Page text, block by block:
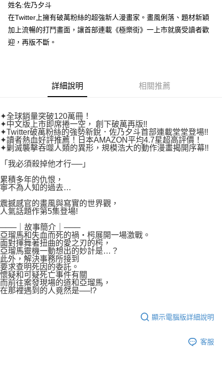
※ 請注意：結帳手續完成當下不需立刻繳費，但若您需要取消訂單，請聯絡
購買商品的店家。未經商家同意取消之訂單仍視為有效，需透過AFTEE先享
後付繳納相關費用。
※ 交易是否成功請以「AFTEE先享後付 」之結帳頁面顯示為準，若有關於
是否繳費成功／繳費後需取消欲退款等相關疑問，請聯繫「AFTEE先享後付
易，需依本服務之必要範圍內提供個人資料，並將交易相關給付款項請求債
https://aftee.tw/terms/#terms3
３．未成年的使用者請事先徵得法定代理人或監護人之同意方可使用
「AFTEE先享後付」，若未經同意申辦者引起之損失，本公司不負相關責
任。
４．使用「AFTEE先享後付」時，將依據個別帳號之用戶狀況，依本公司即
請求用戶進行身份認證。
恩沛科技股份有限公司將有權停止該用戶之使用額度並採取法律行動。
每筆NT$80，滿NT$500(含以上)免運費
付款後萊爾富取貨
每筆NT$80，滿NT$500(含以上)免運費
付款後7-11取貨
宅配
每筆NT$100，滿NT$800(含以上)免運費
國家/地區配送
姓名:佐乃夕斗
在Twitter上擁有破萬粉絲的超強新人漫畫家。畫風俐落、題材新穎
加上流暢的打鬥畫面，讓首部連載《極樂街》一上市就廣受讀者歡
迎，再版不斷。
詳細說明 相關推薦
✦全球銷量突破120萬冊！
✦中文版上市即席捲一空， 創下破萬再版!!
✦Twitter破萬粉絲的強勢新銳．佐乃夕斗首部連載堂堂登場!!
✦讀者熱血好評推薦！日本AMAZON平均4.7星超高評價！
✦剿滅襲擊吞噬人類的異形，規模浩大的動作漫畫揭開序幕!!
「我必須殺掉他才行──」
累積多年的仇恨，
寧不為人知的過去…
震撼感官的畫風與寫實的世界觀，
人氣話題作第5集登場!
───｜故事簡介｜───
亞瑠馬和失血而死的禍‧枵展開一場激戰。
面對揮舞著扭曲的愛之刃的枵，
亞瑠馬靈機一動想出的妙計是…？
此外，解決事務所接到
要求查明死因的委託。
懷疑和可疑死亡事件有關
而前往案發現場的道和亞瑠馬，
在那裡遇到的人竟然是──!?
顯示電腦版詳細說明
客服